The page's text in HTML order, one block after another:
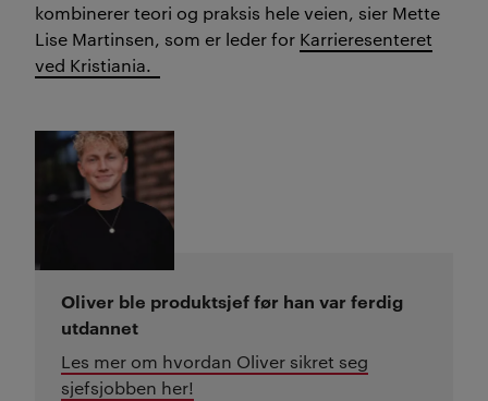
kombinerer teori og praksis hele veien, sier Mette
Lise Martinsen, som er leder for Karrieresenteret
ved Kristiania.
Oliver ble produktsjef før han var ferdig
utdannet
Les mer om hvordan Oliver sikret seg
sjefsjobben her!